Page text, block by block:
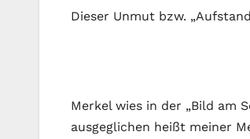
Dieser Unmut bzw.
Merkel wies in der „Bild am
ausgeglichen heißt meiner